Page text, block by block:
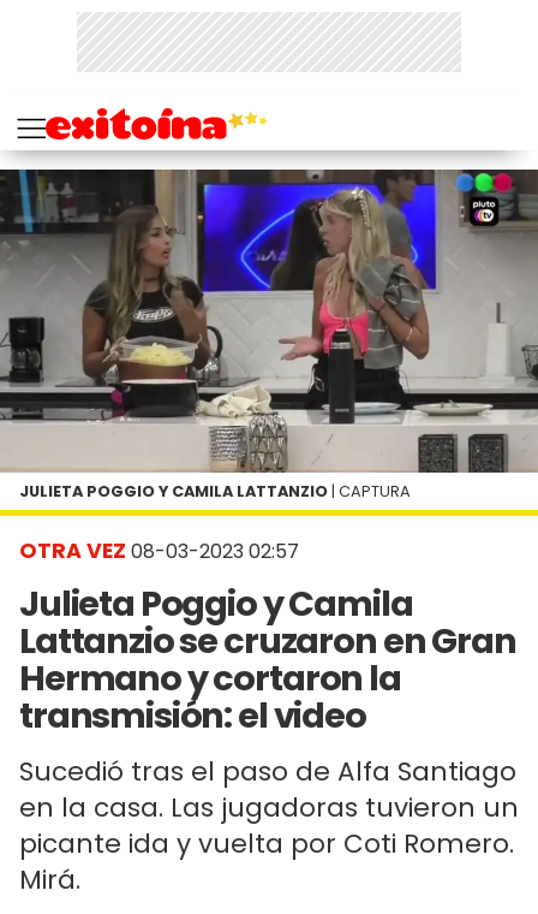
OTRA VEZ 08-03-2023 02:57
Julieta Poggio y Camila
Lattanzio se cruzaron en Gran
Hermano y cortaron la
transmisión: el video
Sucedió tras el paso de Alfa Santiago
en la casa. Las jugadoras tuvieron un
picante ida y vuelta por Coti Romero.
Mirá.
JULIETA POGGIO Y CAMILA LATTANZIO | CAPTURA